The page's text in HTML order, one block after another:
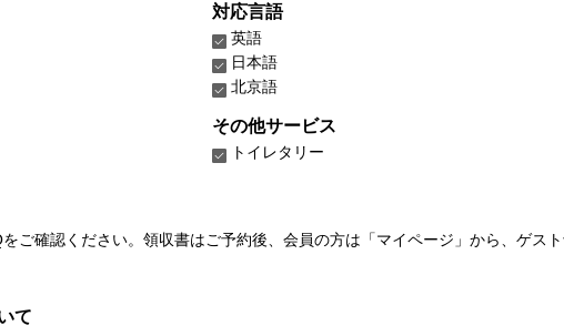
対応言語
英語
日本語
北京語
その他サービス
トイレタリー
ご確認ください。領収書はご予約後、会員の方は「マイページ」から、ゲス
て